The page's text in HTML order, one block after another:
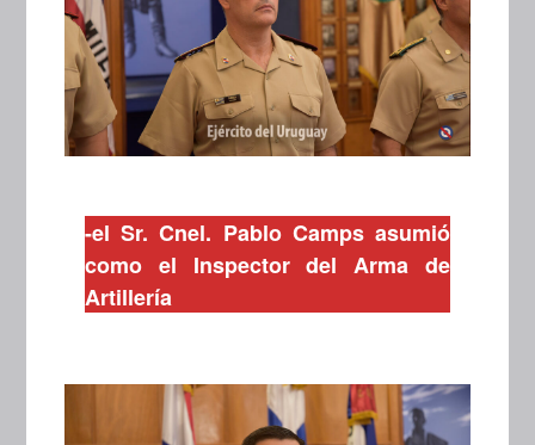
-el Sr. Cnel. Pablo Camps asumió
como el Inspector del Arma de
Artillería